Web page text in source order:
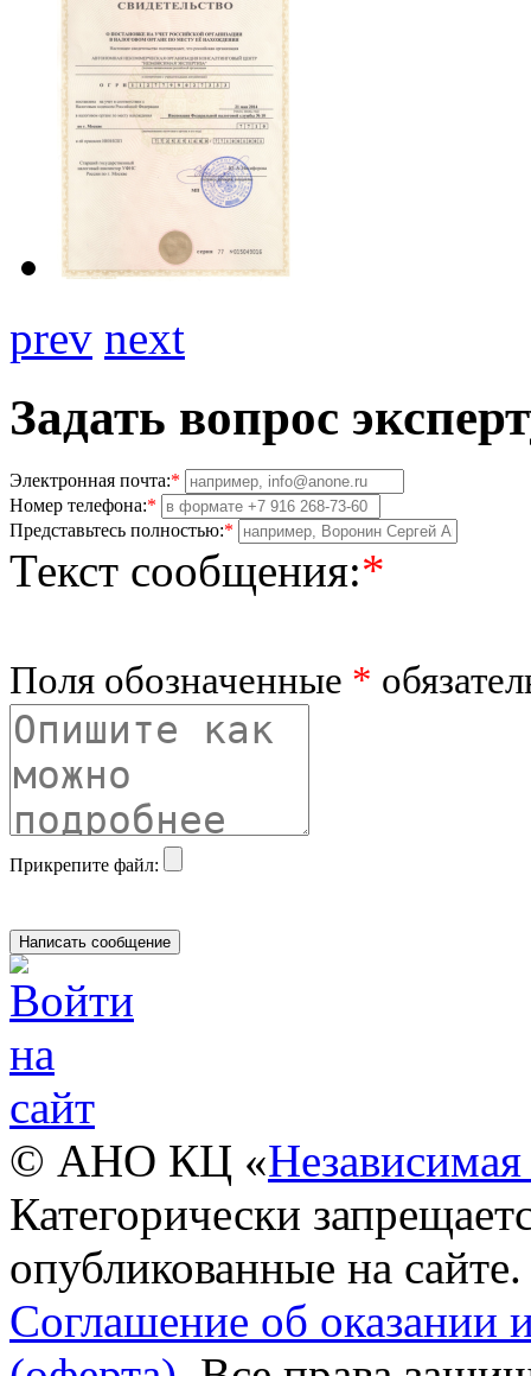
prev next
Задать вопрос
Электронная почта:*
Номер телефона:*
Представьтесь полностью:*
Текст сообщения:*
Поля обозначенные *
Прикрепите файл:
© АНО КЦ «Независимая
Категорически
опубликованные на сайте.
Соглашение об оказании